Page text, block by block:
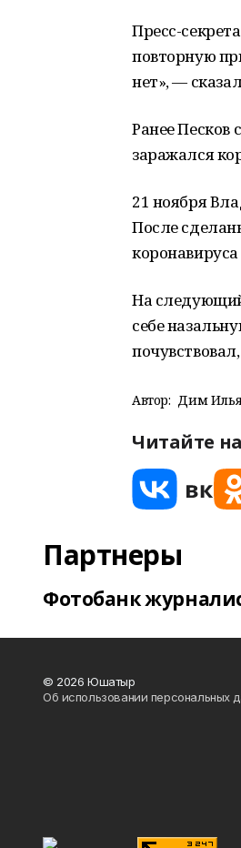
Пресс-
повторную
нет», —
Ранее Песков
заражался
21 ноября
После
На
себе
Автор: Дим
Читайте
Партнеры
Фотобанк
© 2026 Юшатыр
Об использовании персональных